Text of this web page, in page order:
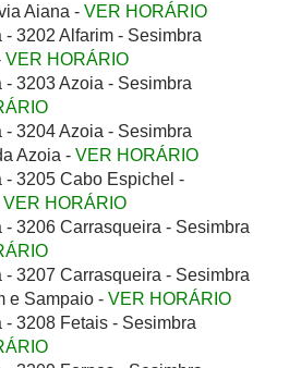
Aiana - VER HORÁRIO
- 3202 Alfarim - Sesimbra
VER HORÁRIO
- 3203 Azoia - Sesimbra
- 3204 Azoia - Sesimbra
Azoia - VER HORÁRIO
- 3205 Cabo Espichel -
VER HORÁRIO
- 3206 Carrasqueira - Sesimbra
- 3207 Carrasqueira - Sesimbra
e Sampaio - VER HORÁRIO
- 3208 Fetais - Sesimbra